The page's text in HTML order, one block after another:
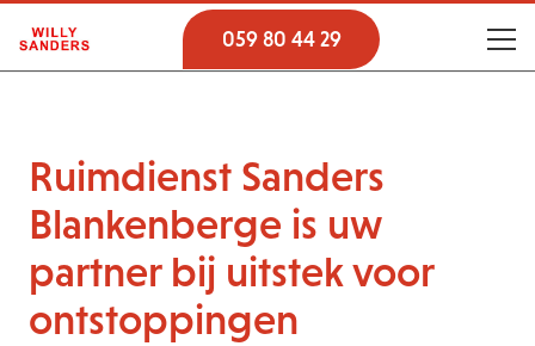
059 80 44 29
Ruimdienst Sanders
Blankenberge is uw
partner bij uitstek voor
ontstoppingen